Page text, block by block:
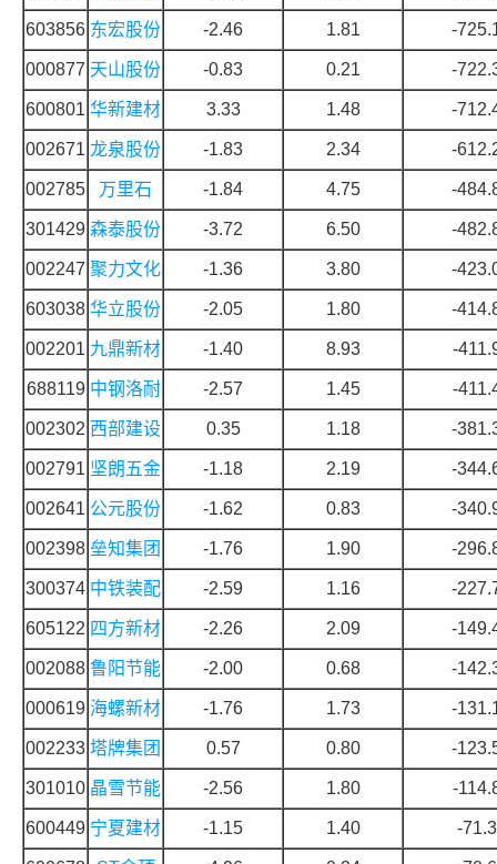
603856 东宏股份 -2.46 1.81 -
000877 天山股份 -0.83 0.21 -
600801 华新建材 3.33 1.48 -
002671 龙泉股份 -1.83 2.34 -
002785 万里石 -1.84 4.75 -
301429 森泰股份 -3.72 6.50 -
002247 聚力文化 -1.36 3.80 -
603038 华立股份 -2.05 1.80 -
002201 九鼎新材 -1.40 8.93 -
688119 中钢洛耐 -2.57 1.45 -
002302 西部建设 0.35 1.18 -
002791 坚朗五金 -1.18 2.19 -
002641 公元股份 -1.62 0.83 -
002398 垒知集团 -1.76 1.90 -
300374 中铁装配 -2.59 1.16 -
605122 四方新材 -2.26 2.09 -
002088 鲁阳节能 -2.00 0.68 -
000619 海螺新材 -1.76 1.73 -
002233 塔牌集团 0.57 0.80 -
301010 晶雪节能 -2.56 1.80 -
600449 宁夏建材 -1.15 1.40 -